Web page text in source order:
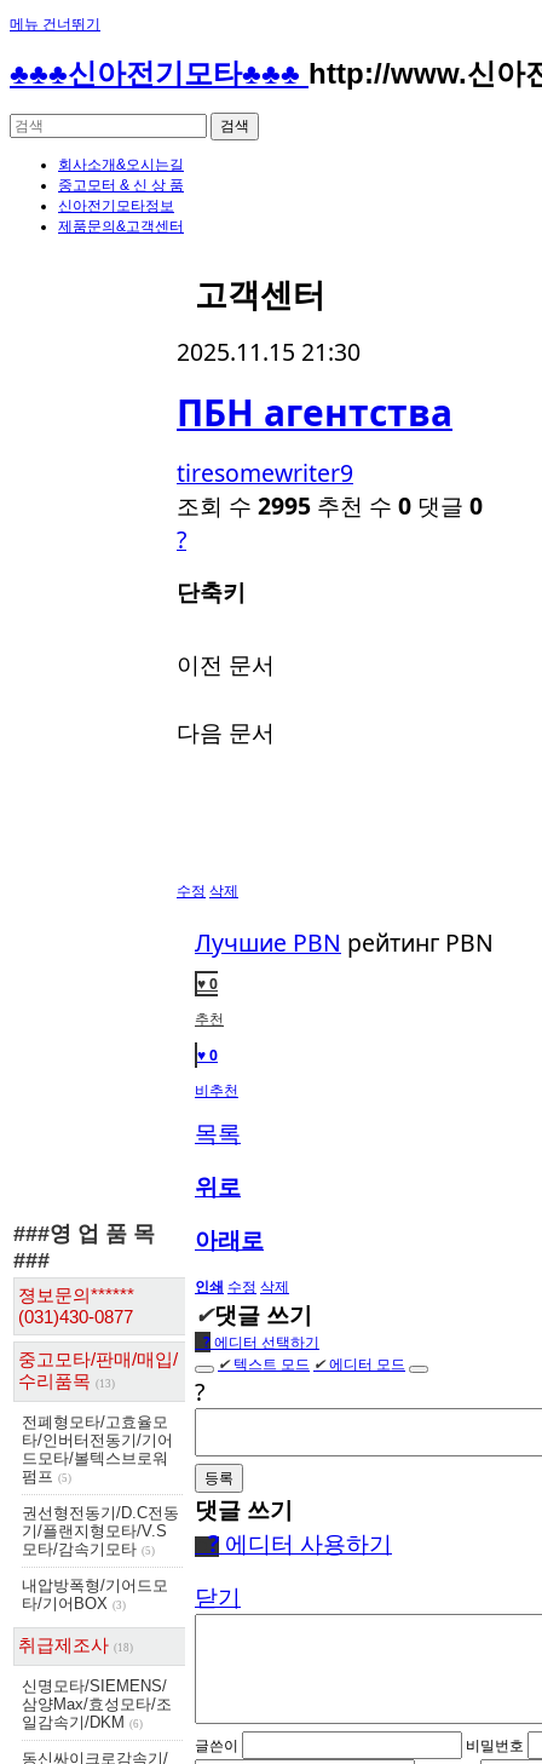
메뉴 건너뛰기
♣♣♣신아전기모타♣♣♣ http://www.신아
회사소개&오시는길
중고모터 & 신 상 품
신아전기모타정보
제품문의&고객센터
###영 업 품 목
###
졍보문의******
(031)430-0877
중고모타/판매/매입/
수리품목 (13)
전폐형모타/고효율모
타/인버터전동기/기어
드모타/볼텍스브로워
펌프 (5)
권선형전동기/D.C전동
기/플랜지형모타/V.S
모타/감속기모타 (5)
내압방폭형/기어드모
타/기어BOX (3)
취급제조사 (18)
신명모타/SIEMENS/
삼양Max/효성모타/조
일감속기/DKM (6)
동신싸이크로감속기/
고객센터
2025.11.15 21:30
ПБН агентства
tiresomewriter9
조회 수 2995 추천 수 0 댓글 0
?
단축키
이전 문서
다음 문서
수정 삭제
Лучшие PBN рейтинг PBN
♥ 0
추천
♥ 0
비추천
목록
위로
아래로
인쇄 수정 삭제
✔댓글 쓰기
?에디터 선택하기
✔텍스트 모드 ✔에디터 모드
?
댓글 쓰기
●? 에디터 사용하기
닫기
글쓴이
비밀번호